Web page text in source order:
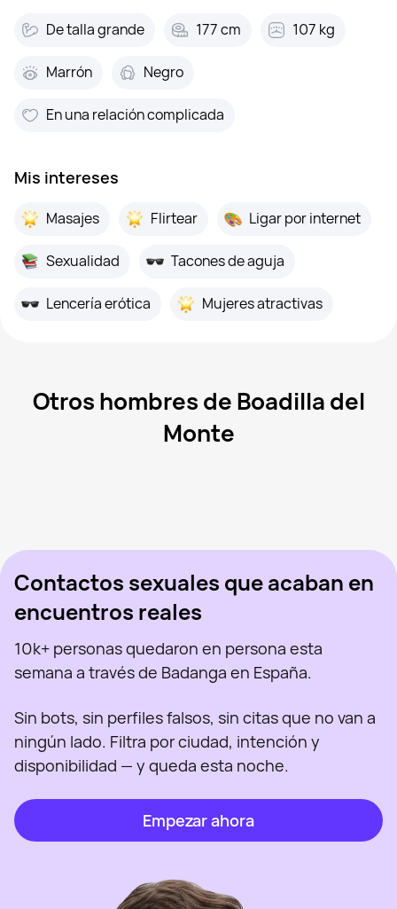
De talla grande 177 cm 107 kg
Marrón Negro
En una relación complicada
Mis intereses
Masajes Flirtear Ligar por internet
Sexualidad Tacones de aguja
Lencería erótica Mujeres atractivas
Otros hombres de Boadilla del
Monte
Contactos sexuales que acaban en
encuentros reales
10k+ personas quedaron en persona esta
semana a través de Badanga en España.
Sin bots, sin perfiles falsos, sin citas que no van a
ningún lado. Filtra por ciudad, intención y
disponibilidad — y queda esta noche.
Empezar ahora